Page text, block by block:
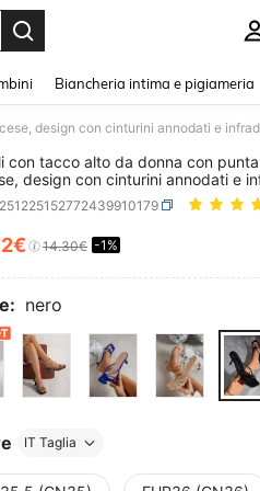
Biancheria intima e pigiameria
con tacco alto da donna con
design con cinturini annodati e
eleganti e minimalisti estivi, adatti
per appuntamenti e feste
AND
14.30€ -1%
nero
IT Taglia